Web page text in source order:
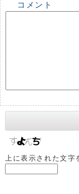
コメント
上に表示された文字